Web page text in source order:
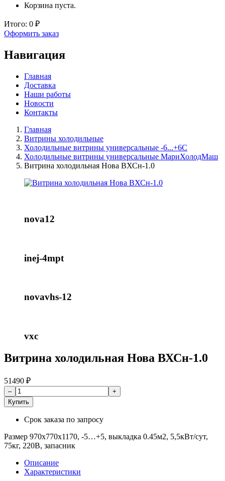
Корзина пуста.
Итого: 0 ₽
Оформить заказ
Навигация
Главная
Доставка
Наши работы
Новости
Контакты
Главная
Витрины холодильные
Холодильные витрины универсальные -6...+6C
Холодильные витрины универсальные МариХолодМаш
Витрина холодильная Нова ВХСн-1.0
nova12
inej-4mpt
novavhs-12
vxc
Витрина холодильная Нова ВХСн-1.0
51490 ₽
Купить
Срок заказа по запросу
Размер 970х770х1170, -5…+5, выкладка 0.45м2, 5,5кВт/сут,
75кг, 220В, запасник
Описание
Характеристики